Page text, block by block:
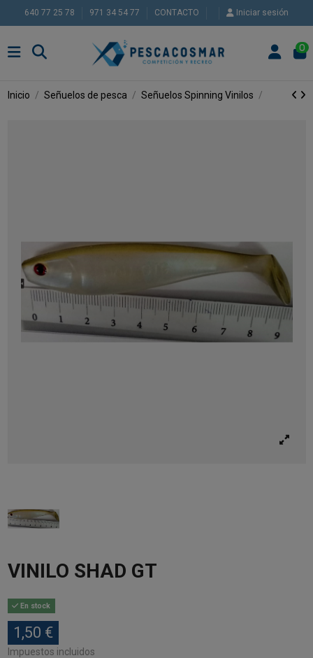
640 77 25 78 971 34 54 77 CONTACTO Iniciar sesión
0
Inicio Señuelos de pesca Señuelos Spinning Vinilos
VINILO SHAD GT
En stock
1,50 €
Impuestos incluidos